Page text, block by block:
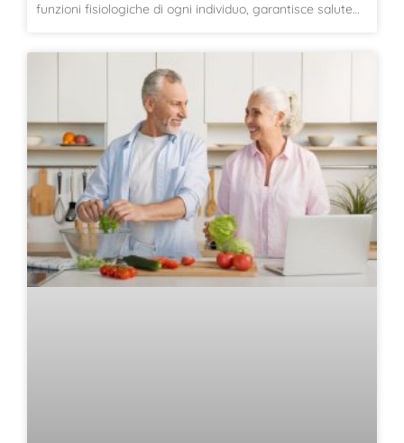
funzioni fisiologiche di ogni individuo, garantisce salute…